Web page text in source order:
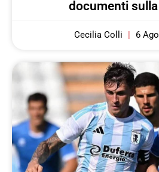
documenti
Cecilia Colli 6